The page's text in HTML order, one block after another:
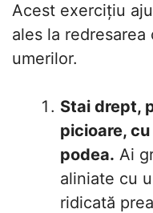
Acest exercițiu
ales la
umerilor.
Stai drept,
picioare,
podea. Ai
aliniate cu
ridicată